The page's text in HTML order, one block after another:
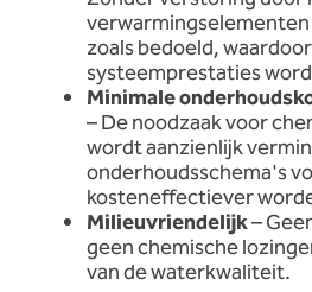
zoals bedoeld,
systeemprestaties
Minimale
– De noodzaak voor
wordt aanzienlijk
onderhoudsschema's
kosteneffectiever
Milieuvriendelijk–
geen chemische
van de waterkwaliteit.